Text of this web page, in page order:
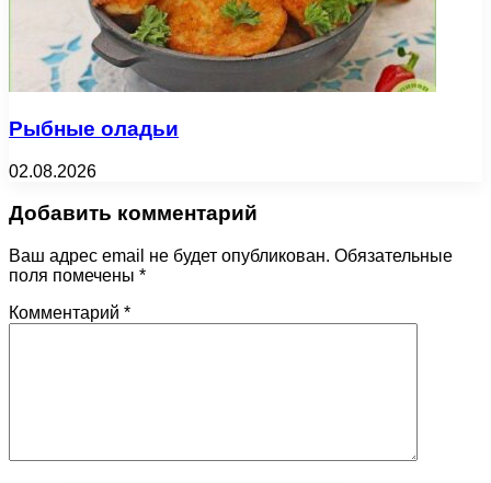
Рыбные оладьи
02.08.2026
Добавить комментарий
Ваш адрес email не будет опубликован. Обязательные
поля помечены *
Комментарий *